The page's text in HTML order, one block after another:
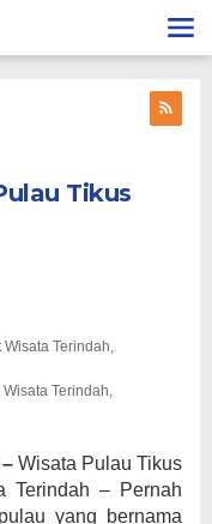
Tikus
Terindah,
Wisata Pulau Tikus
Terindah – Pernah
yang bernama